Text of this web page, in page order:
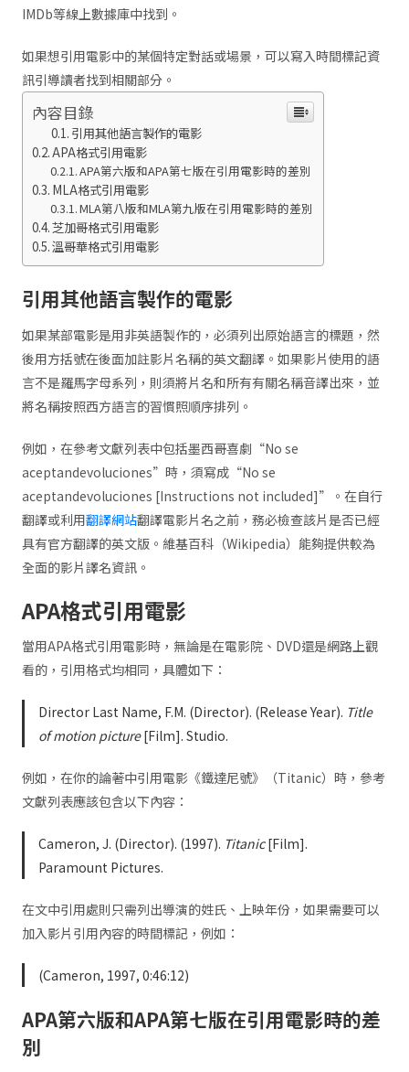
IMDb等線上數據庫中找到。
如果想引用電影中的某個特定對話或場景，可以寫入時間標記資
訊引導讀者找到相關部分。
內容目錄
引用其他語言製作的電影
APA格式引用電影
APA第六版和APA第七版在引用電影時的差別
MLA格式引用電影
MLA第八版和MLA第九版在引用電影時的差別
芝加哥格式引用電影
溫哥華格式引用電影
引用其他語言製作的電影
如果某部電影是用非英語製作的，必須列出原始語言的標題，然
後用方括號在後面加註影片名稱的英文翻譯。如果影片使用的語
言不是羅馬字母系列，則須將片名和所有有關名稱音譯出來，並
將名稱按照西方語言的習慣照順序排列。
例如，在參考文獻列表中包括墨西哥喜劇“No se
aceptandevoluciones”時，須寫成“No se
aceptandevoluciones [Instructions not included]”。在自行
翻譯或利用翻譯網站翻譯電影片名之前，務必檢查該片是否已經
具有官方翻譯的英文版。維基百科（Wikipedia）能夠提供較為
全面的影片譯名資訊。
APA格式引用電影
當用APA格式引用電影時，無論是在電影院、DVD還是網路上觀
看的，引用格式均相同，具體如下：
Director Last Name, F.M. (Director). (Release Year). Title
of motion picture[Film]. Studio.
例如，在你的論著中引用電影《鐵達尼號》（Titanic）時，參考
文獻列表應該包含以下內容：
Cameron, J. (Director). (1997). Titanic[Film].
Paramount Pictures.
在文中引用處則只需列出導演的姓氏、上映年份，如果需要可以
加入影片引用內容的時間標記，例如：
(Cameron, 1997, 0:46:12)
APA第六版和APA第七版在引用電影時的差
別